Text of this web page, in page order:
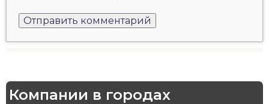
Компании в городах